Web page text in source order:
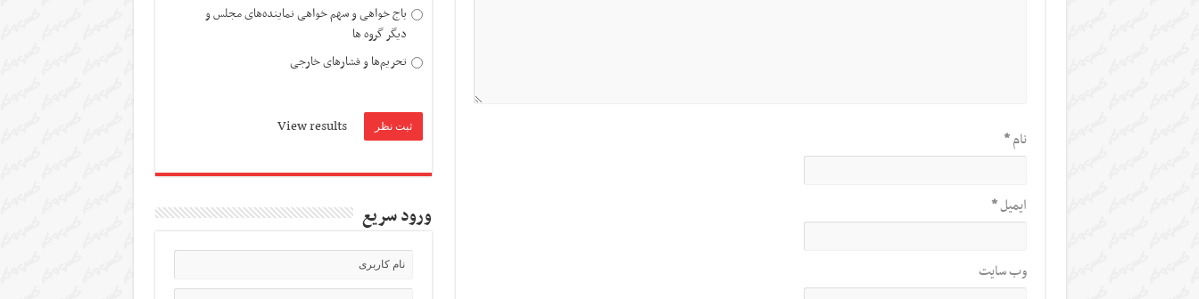
نام*
ایمیل*
وب‌ سایت
باج خواهی و سهم خواهی نماینده‌های مجلس و
دیگر گروه ها
تحریم‌ها و فشارهای خارجی
View results
ورود سریع